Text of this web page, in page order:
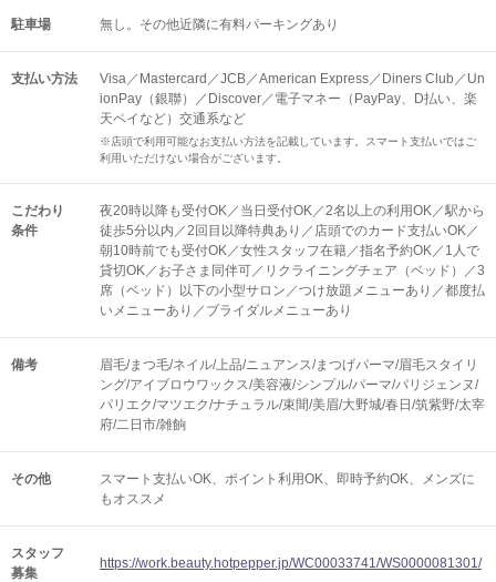
駐車場 無し。その他近隣に有料パーキングあり
支払い方法
Visa／Mastercard／JCB／American Express／Diners Club／Un
ionPay（銀聯）／Discover／電子マネー（PayPay、D払い、楽
天ペイなど）交通系など
※店頭で利用可能なお支払い方法を記載しています。スマート支払いではご
利用いただけない場合がございます。
こだわり
条件
夜20時以降も受付OK／当日受付OK／2名以上の利用OK／駅から
徒歩5分以内／2回目以降特典あり／店頭でのカード支払いOK／
朝10時前でも受付OK／女性スタッフ在籍／指名予約OK／1人で
貸切OK／お子さま同伴可／リクライニングチェア（ベッド）／3
席（ベッド）以下の小型サロン／つけ放題メニューあり／都度払
いメニューあり／ブライダルメニューあり
備考
眉毛/まつ毛/ネイル/上品/ニュアンス/まつげパーマ/眉毛スタイリ
ング/アイブロウワックス/美容液/シンプル/パーマ/パリジェンヌ/
パリエク/マツエク/ナチュラル/束間/美眉/大野城/春日/筑紫野/太宰
府/二日市/雑餉
その他 スマート支払いOK ポイント利用OK 即時予約OK
メンズに
もオススメ
スタッフ
募集
https://work.beauty.hotpepper.jp/WC00033741/WS0000081301/